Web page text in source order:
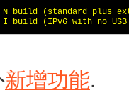
build (standard plus
(IPv6 with no USB
新增功能.